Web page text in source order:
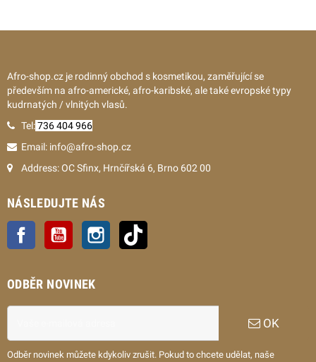
Afro-shop.cz je rodinný obchod s kosmetikou, zaměřující se
především na afro-americké, afro-karibské, ale také evropské typy
kudrnatých / vlnitých vlasů.
Tel:736 404 966
Email: info@afro-shop.cz
Address: OC Sfinx, Hrnčířská 6, Brno 602 00
NÁSLEDUJTE NÁS
Facebook YouTube Instagram
ODBĚR NOVINEK
OK
Odběr novinek můžete kdykoliv zrušit. Pokud to chcete udělat, naše